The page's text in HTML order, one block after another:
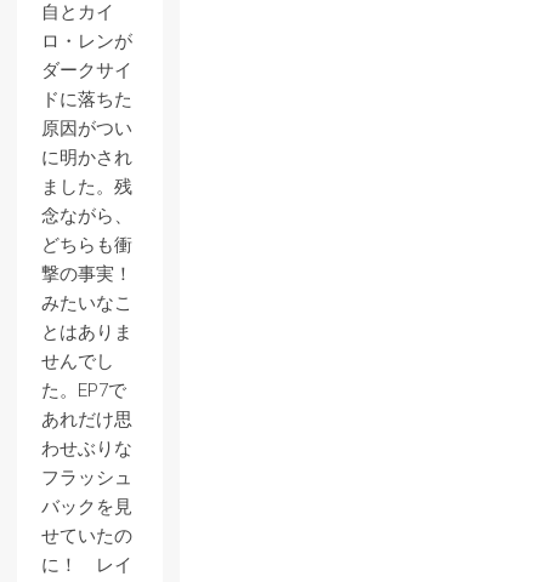
自とカイ
ロ・レンが
ダークサイ
ドに落ちた
原因がつい
に明かされ
ました。残
念ながら、
どちらも衝
撃の事実！
みたいなこ
とはありま
せんでし
た。EP7で
あれだけ思
わせぶりな
フラッシュ
バックを見
せていたの
に！ レイ